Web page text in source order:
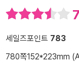
7
세일즈포인트 783
780쪽152*223mm